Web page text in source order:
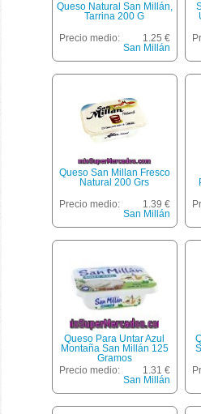
Queso Natural San Millán,
Tarrina 200 G
Precio medio:
1.25 €
San Millán
Queso San Millan Fresco
Natural 200 Grs
Precio medio:
1.39 €
San Millán
Queso Para Untar Azul
Montaña San Millán 125
Gramos
Precio medio:
1.31 €
San Millán